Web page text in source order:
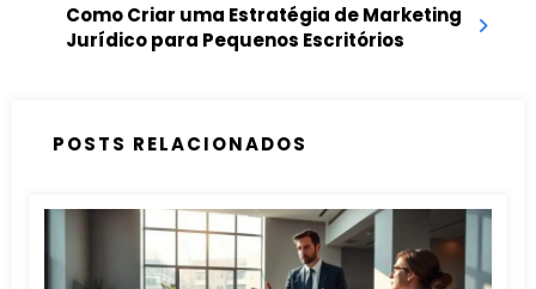
Como Criar uma Estratégia de Marketing
Jurídico para Pequenos Escritórios
POSTS RELACIONADOS